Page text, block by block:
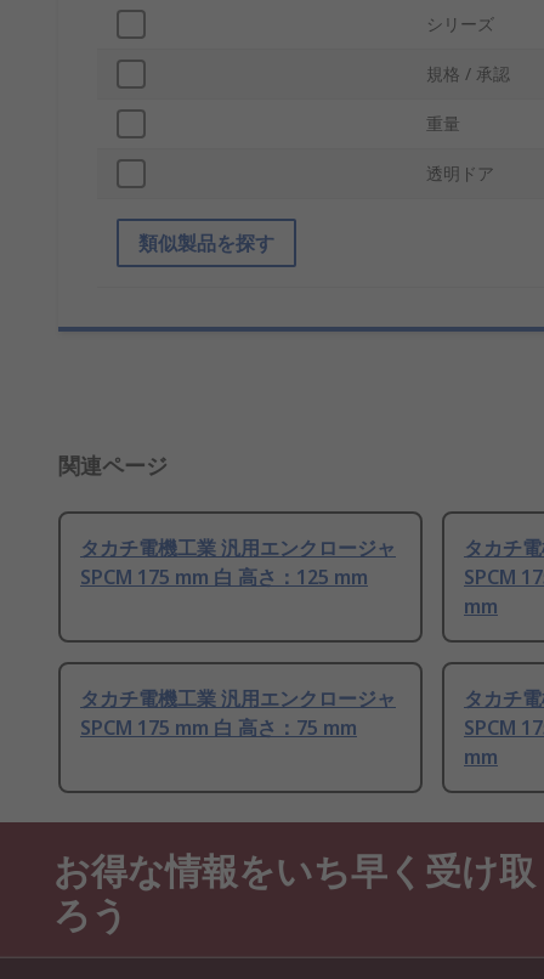
シリーズ
規格 / 承認
重量
透明ドア
類似製品を探す
関連ページ
タカチ電機工業 汎用エンクロージャ
SPCM 175 mm 白 高さ：125 mm
タカチ
SPCM
mm
タカチ電機工業 汎用エンクロージャ
SPCM 175 mm 白 高さ：75 mm
タカチ
SPCM
mm
お得な情報をいち早く受け取
ろう